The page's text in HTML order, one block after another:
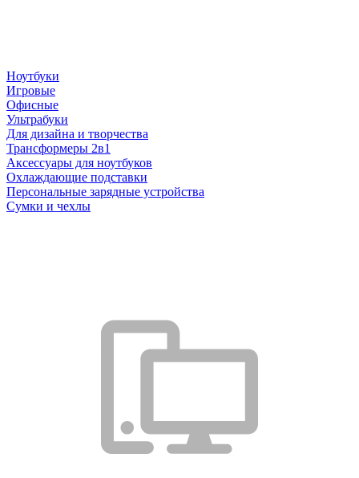
Ноутбуки
Игровые
Офисные
Ультрабуки
Для дизайна и творчества
Трансформеры 2в1
Аксессуары для ноутбуков
Охлаждающие подставки
Персональные зарядные устройства
Сумки и чехлы